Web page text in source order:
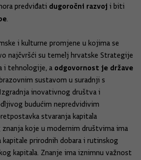
predviđati dugoročni razvoj i biti
.
i kulturne promjene u kojima se
najčvršći su temelj hrvatske Strategije
i tehnologije, a odgovornost je države
sustavom u suradnji s
inovativnog društva i
budućim nepredvidivim
stvaranja kapitala
koje u modernim društvima ima
kapitale prirodnih dobara i rutinskog
kapitala. Znanje ima iznimnu važnost